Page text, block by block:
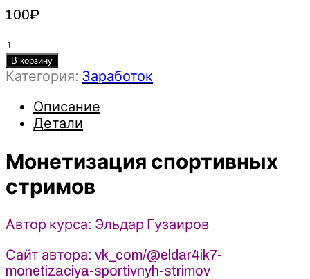
100₽
Количество
товара
Монетизация
стримов
2021
Эльдар
Гузаиров
В корзину
Категория: Заработок
Описание
Детали
Монетизация спортивных
стримов
Автор курса: Эльдар Гузаиров
Сайт автора: vk_com/@eldar4ik7-
monetizaciya-sportivnyh-strimov